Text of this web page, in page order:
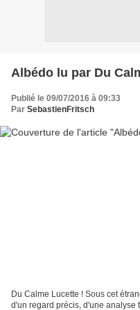
Albédo lu par Du
Publié le 09/07/2016 à 09:33
Par SebastienFritsch
Du Calme Lucette ! Sous cet
d'un regard précis, d'une analyse